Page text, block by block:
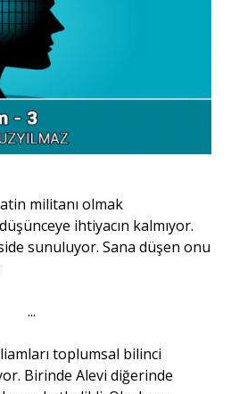
Ekonomi
Dünya
Söyleşi
Dizisi
militanı olmak
ihtiyacın kalmıyor.
sunuluyor. Sana düşen onu
...
toplumsal bilinci
Birinde Alevi diğerinde